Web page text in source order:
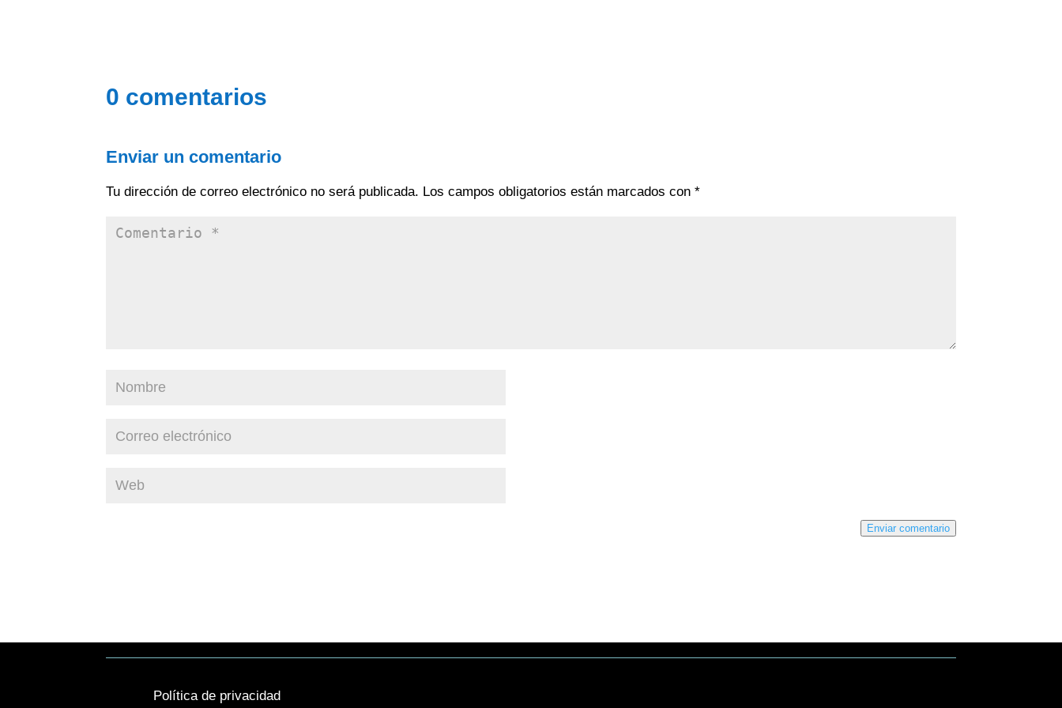
0 comentarios
Enviar un comentario
Tu dirección de correo electrónico no será publicada. Los campos obligatorios están marcados con*
Enviar comentario
Política de privacidad